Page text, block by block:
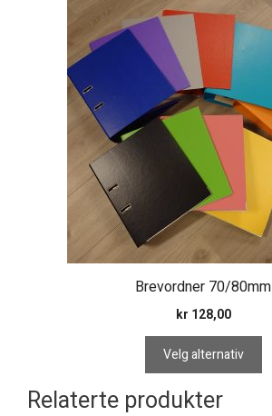
Brevordner 70/80mm
kr 128,00
Velg alternativ
varianter.
Alternativene
produktsiden
Relaterte produkter